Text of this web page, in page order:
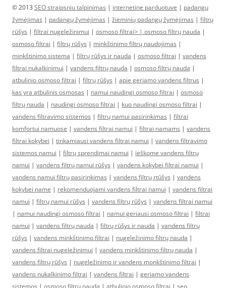
© 2013 SEO straipsniu talpinimas | internetine parduotuve | padangų
žymėjimas | padangų žymėjimas | žieminių padangų žymėjimas | filtrų
rūšys | filtrai nugeležinimui | osmoso filtrai> | osmoso filtrų nauda |
osmoso filtrai | filtrų rūšys | minkštinimo filtrų naudojimas |
minkštinimo sistema | filtrų rūšys ir nauda | osmoso filtrai | vandens
filtrai nukalkinimui | vandens filtrų nauda | osmoso filtrų nauda |
atbulinio osmoso filtrai | filtrų rūšys | apie geriamo vandens filtrus |
kas yra atbulinis osmosas | namui naudingi osmoso filtrai | osmoso
filtrų nauda | naudingi osmoso filtrai | kuo naudingi osmoso filtrai |
vandens filtravimo sistemos | filtrų namui pasirinkimas | filtrai
komfortui namuose | vandens filtrai namui | filtrai namams | vandens
filtrai kokybei | tinkamiausi vandens filtrai namui | vandens filtravimo
sistemos namui | filtrų sprendimai namui | ieškome vandens filtrų
namui | vandens filtrų namui rūšys | vandens kokybei filtrai namui |
vandens namui filtrų pasirinkimas | vandens filtrų rtūšys | vandens
kokybei name | rekomenduojami vandens filtrai namui | vandens filtrai
namui | filtrų namui rūšys | vandens filtrų rūšys | vandens filtrai namui
| namui naudingi osmoso filtrai | namui geriausi osmoso filtrai | filtrai
namui | vandens filtrų nauda | filtrų rūšys ir nauda | vandens filtrų
rūšys | vandens minkštinimo filtrai | nugeležinimo filtrų nauda |
vandens filtrai nugeležinimui | vandens minkštinimo filtrų nauda |
vandens filtrų rūšys | nugeležinimo ir vandens monkštinimo filtrai |
vandens nukalkinimo filtrai | vandens filtrai | geriamo vandens
sistemos | osmoso filtrų nauda | atbulinio osmoso filtrai | seo